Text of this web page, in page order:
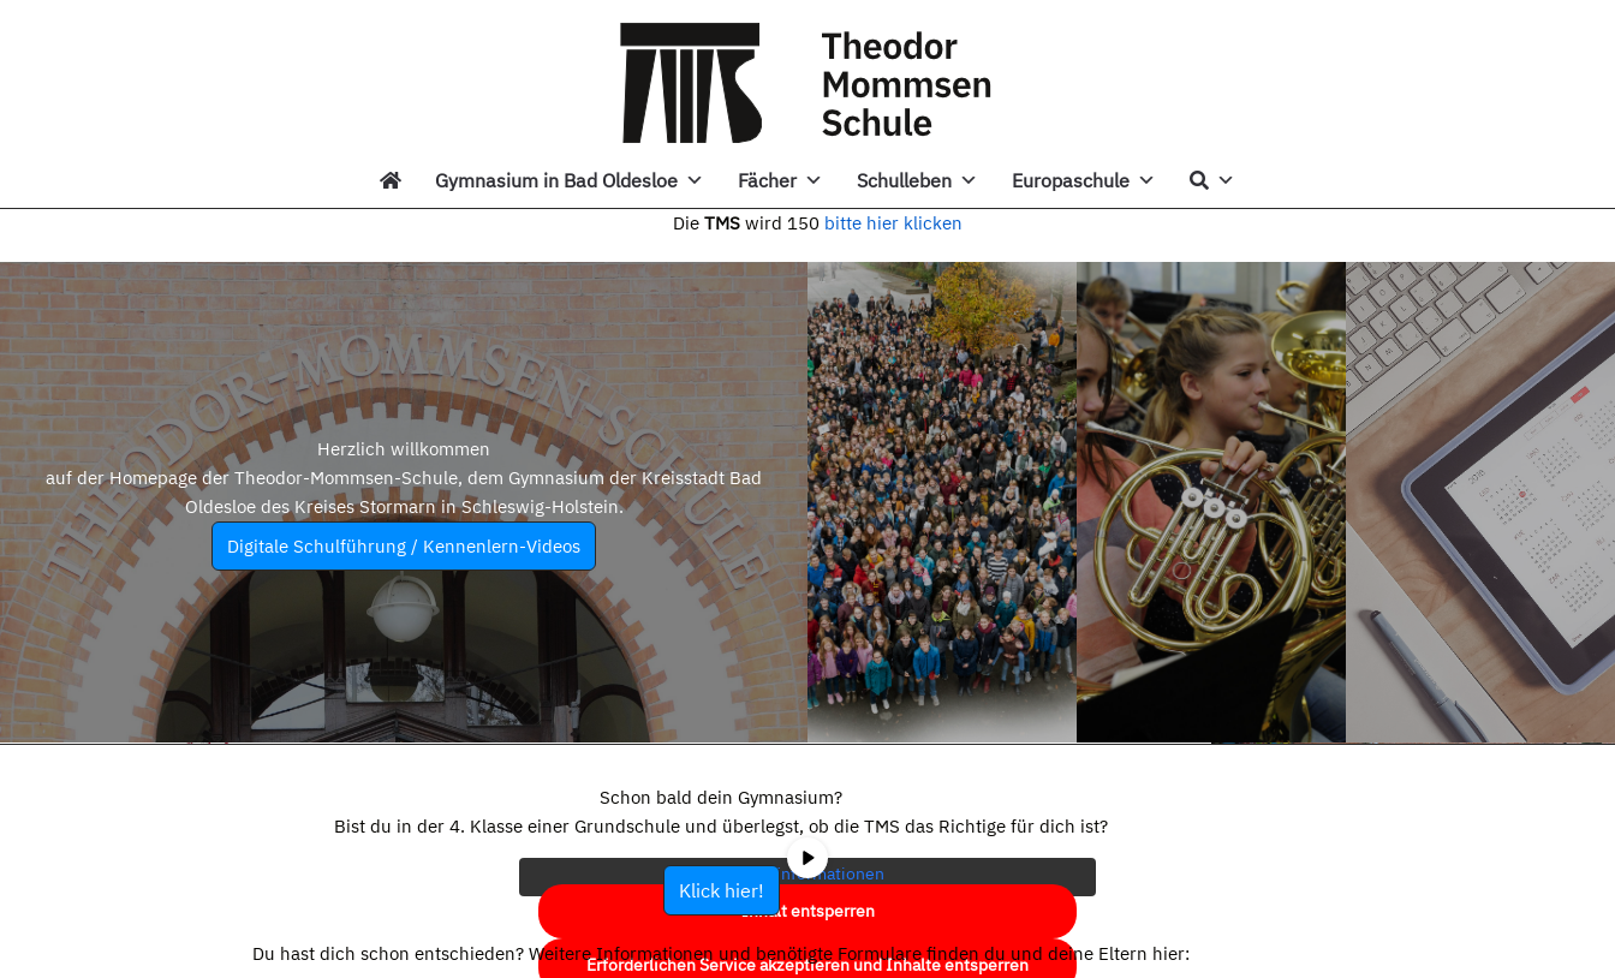
Gymnasium in Bad Oldesloe Fächer Schulleben Europaschule
Die TMS wird 150 bitte hier klicken
Herzlich willkommen
auf der Homepage der Theodor-Mommsen-Schule, dem Gymnasium der Kreisstadt Bad
Oldesloe des Kreises Stormarn in Schleswig-Holstein.
Digitale Schulführung / Kennenlern-Videos
eigentlichen Inhalt zuzugreifen, klicken Sie auf die Schaltfläche unten.
Bitte beachten Sie, dass dabei Daten an Drittanbieter weitergegeben
werden.
Mehr Informationen
Inhalt entsperren
Erforderlichen Service akzeptieren und Inhalte entsperren
Schon bald dein Gymnasium?
Bist du in der 4. Klasse einer Grundschule und überlegst, ob die TMS das Richtige für dich ist?
Klick hier!
Du hast dich schon entschieden? Weitere Informationen und benötigte Formulare finden du und deine Eltern hier: